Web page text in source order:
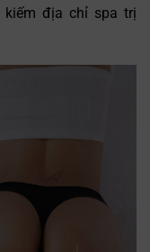
địa chỉ spa trị